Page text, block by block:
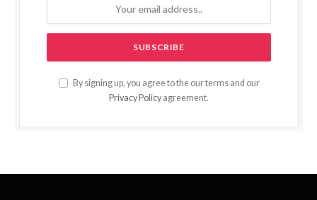
By signing up, you agree to the our terms and our
Privacy Policy agreement.